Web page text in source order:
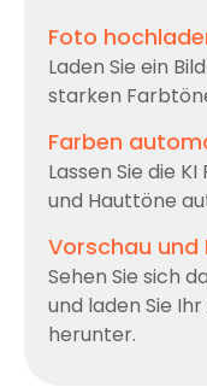
Foto
Laden Sie ein
starken
Farben
Lassen Sie die
und Hauttöne
Vorschau und
Sehen Sie sich
und laden Sie
herunter.